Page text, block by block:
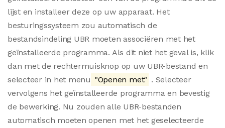
lijst en installeer deze op uw apparaat. Het
besturingssysteem zou automatisch de
bestandsindeling UBR moeten associëren met het
geïnstalleerde programma. Als dit niet het geval is, klik
dan met de rechtermuisknop op uw UBR-bestand en
selecteer in het menu "Openen met" . Selecteer
vervolgens het geïnstalleerde programma en bevestig
de bewerking. Nu zouden alle UBR-bestanden
automatisch moeten openen met het geselecteerde